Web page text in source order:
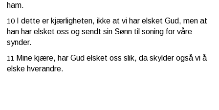
ham.
10
I dette er kjærligheten, ikke at vi har elsket Gud, men at
han har elsket oss og sendt sin Sønn til soning for våre
synder.
11
Mine kjære, har Gud elsket oss slik, da skylder også vi å
elske hverandre.